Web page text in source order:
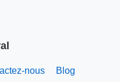
nous
Blog